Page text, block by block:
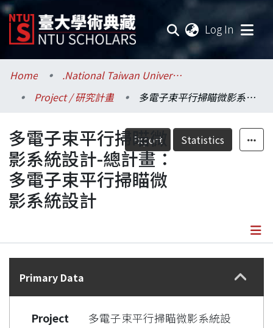
Log In
Communities & Collections
Research Outputs
Fundings & Projects
Researchers
Organizations
Home
.National Taiwan University / 國立臺灣大學
Project / 研究計畫
多電子束平行掃瞄微影系統設計-總計畫：多電子束平行掃瞄微影系統設計
Export Statistics
多電子束平行掃瞄微
影系統設計-總計畫：
多電子束平行掃瞄微
影系統設計
Details
Primary Data
Project
多電子束平行掃瞄微影系統設